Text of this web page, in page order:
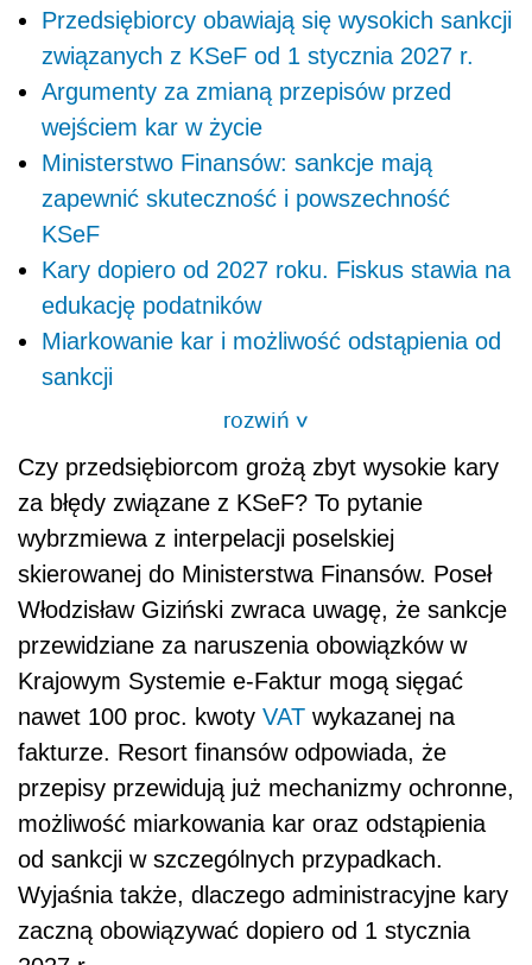
Przedsiębiorcy obawiają się wysokich sankcji
związanych z KSeF od 1 stycznia 2027 r.
Argumenty za zmianą przepisów przed
wejściem kar w życie
Ministerstwo Finansów: sankcje mają
zapewnić skuteczność i powszechność
KSeF
Kary dopiero od 2027 roku. Fiskus stawia na
edukację podatników
Miarkowanie kar i możliwość odstąpienia od
sankcji
rozwiń>
Czy przedsiębiorcom grożą zbyt wysokie kary
za błędy związane z KSeF? To pytanie
wybrzmiewa z interpelacji poselskiej
skierowanej do Ministerstwa Finansów. Poseł
Włodzisław Giziński zwraca uwagę, że sankcje
przewidziane za naruszenia obowiązków w
Krajowym Systemie e-Faktur mogą sięgać
nawet 100 proc. kwoty VAT wykazanej na
fakturze. Resort finansów odpowiada, że
przepisy przewidują już mechanizmy ochronne,
możliwość miarkowania kar oraz odstąpienia
od sankcji w szczególnych przypadkach.
Wyjaśnia także, dlaczego administracyjne kary
zaczną obowiązywać dopiero od 1 stycznia